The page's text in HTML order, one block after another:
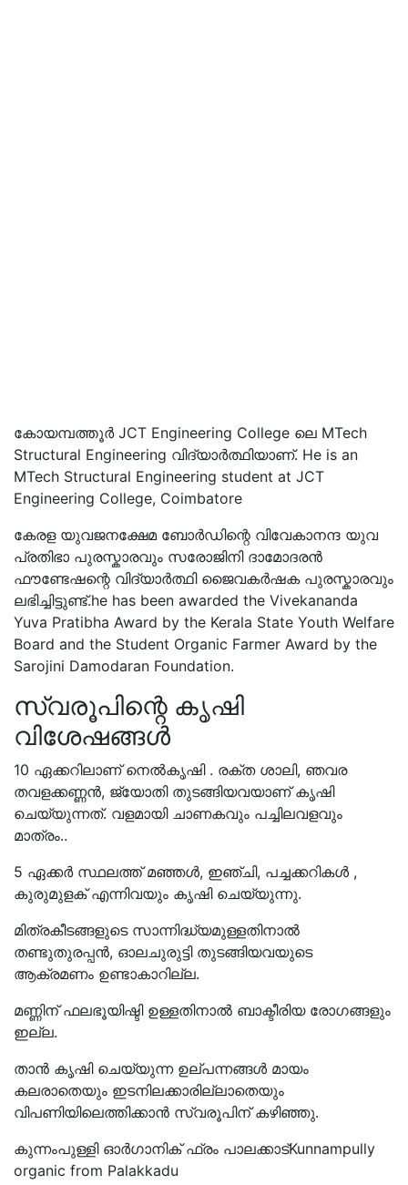
കോയമ്പത്തൂർ JCT Engineering College ലെ MTech
Structural Engineering വിദ്യാർത്ഥിയാണ്. He is an
MTech Structural Engineering student at JCT
Engineering College, Coimbatore
കേരള യുവജനക്ഷേമ ബോർഡിന്റെ വിവേകാനന്ദ യുവ
പ്രതിഭാ പുരസ്കാരവും സരോജിനി ദാമോദരൻ
ഫൗണ്ടേഷന്റെ വിദ്യാർത്ഥി ജൈവകർഷക പുരസ്കാരവും
ലഭിച്ചിട്ടുണ്ട്.he has been awarded the Vivekananda
Yuva Pratibha Award by the Kerala State Youth Welfare
Board and the Student Organic Farmer Award by the
Sarojini Damodaran Foundation.
സ്വരൂപിന്റെ കൃഷി
വിശേഷങ്ങൾ
10 ഏക്കറിലാണ് നെൽകൃഷി . രക്ത ശാലി, ഞവര
തവളക്കണ്ണൻ, ജ്യോതി തുടങ്ങിയവയാണ് കൃഷി
ചെയ്യുന്നത്. വളമായി ചാണകവും പച്ചിലവളവും
മാത്രം..
5 ഏക്കർ സ്ഥലത്ത് മഞ്ഞൾ, ഇഞ്ചി, പച്ചക്കറികൾ ,
കുരുമുളക് എന്നിവയും കൃഷി ചെയ്യുന്നു.
മിത്രകീടങ്ങളുടെ സാന്നിദ്ധ്യമുള്ളതിനാൽ
തണ്ടുതുരപ്പൻ, ഓലചുരുട്ടി തുടങ്ങിയവയുടെ
ആക്രമണം ഉണ്ടാകാറില്ല.
മണ്ണിന് ഫലഭൂയിഷ്ടി ഉള്ളതിനാൽ ബാക്ടീരിയ രോഗങ്ങളും
ഇല്ല.
താൻ കൃഷി ചെയ്യുന്ന ഉല്പന്നങ്ങൾ മായം
കലരാതെയും ഇടനിലക്കാരില്ലാതെയും
വിപണിയിലെത്തിക്കാൻ സ്വരൂപിന് കഴിഞ്ഞു.
കുന്നംപുള്ളി ഓർഗാനിക് ഫ്രം പാലക്കാട്Kunnampully
organic from Palakkadu